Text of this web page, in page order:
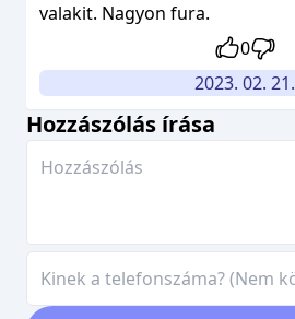
Hozzászólás írása
valakit. Nagyon fura.
0
2023. 02. 21.